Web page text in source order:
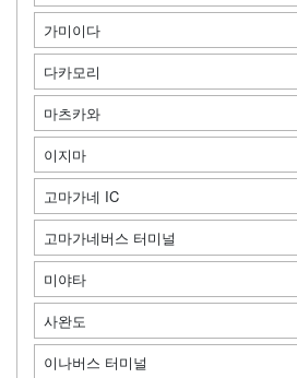
가미이다
다카모리
마츠카와
이지마
고마가네 IC
고마가네버스 터미널
미야타
사완도
이나버스 터미널